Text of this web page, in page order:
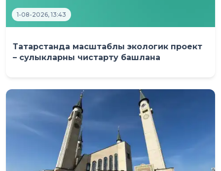
1-08-2026, 13:43
Татарстанда масштаблы экологик проект
– сулыкларны чистарту башлана